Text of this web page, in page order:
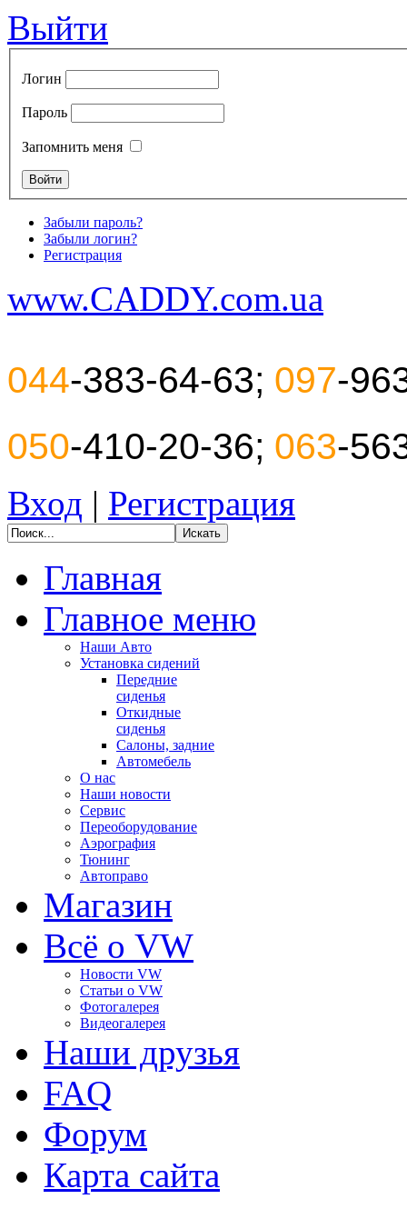
Выйти
Логин
Пароль
Запомнить меня
Забыли пароль?
Забыли логин?
Регистрация
www.CADDY.com.ua
044-383-64-63; 097-
050-410-20-36; 063-
Вход | Регистрация
Главная
Главное меню
Наши Авто
Установка сидений
Передние
сиденья
Откидные
сиденья
Салоны, задние
Автомебель
О нас
Наши новости
Сервис
Переоборудование
Аэрография
Тюнинг
Автоправо
Магазин
Всё о VW
Новости VW
Статьи o VW
Фотогалерея
Видеогалерея
Наши друзья
FAQ
Форум
Карта сайта